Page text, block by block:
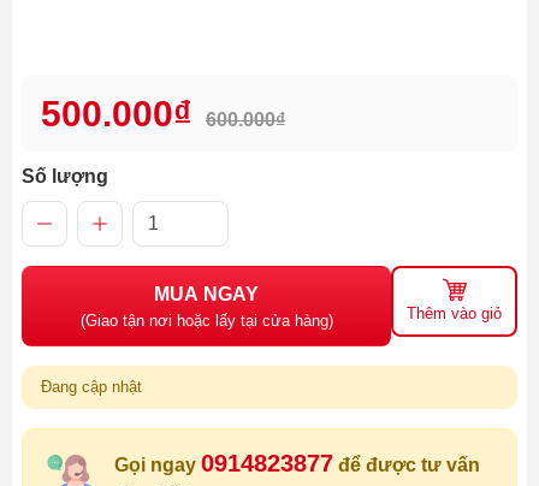
500.000₫ 600.000₫
Số lượng
MUA NGAY
(Giao tận nơi hoặc lấy tại cửa hàng) Thêm vào giỏ
Đang cập nhật
Gọi ngay 0914823877 để được tư vấn